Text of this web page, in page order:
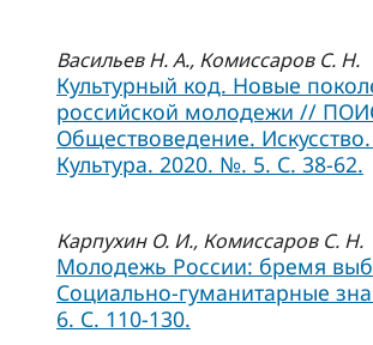
Васильев Н. А., Комиссаров С. Н.
Культурный код. Новые
российской молодежи //
Обществоведение.
Культура. 2020. №. 5. С. 38-62.
Карпухин О. И., Комиссаров С. Н.
Молодежь России: бремя
Социально-гуманитарные
6. С. 110-130.